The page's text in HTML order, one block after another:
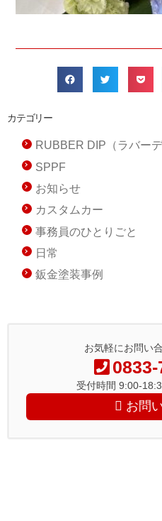
カテゴリー
RUBBER DIP（ラバーデ
SPPF
お知らせ
カスタムカー
事務員のひとりごと
日常
鈑金塗装事例
お気軽にお問い
受付時間 9:00-
お問